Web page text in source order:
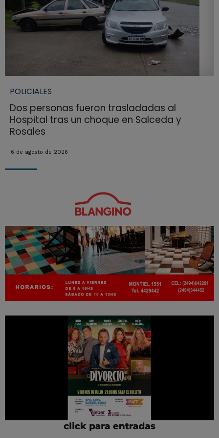
POLICIALES
Dos personas fueron trasladadas al
Hospital tras un choque en Salceda y
Rosales
6 de agosto de 2026